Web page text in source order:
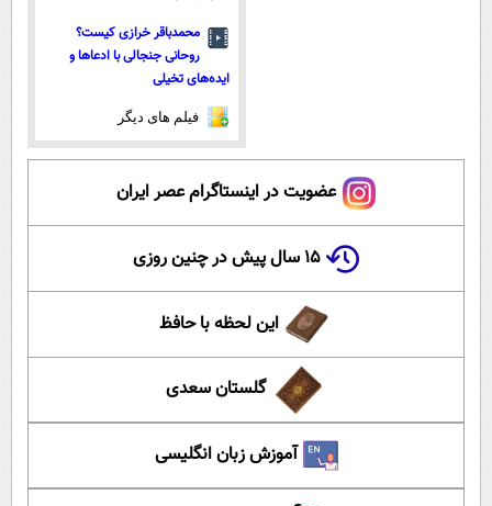
محمدباقر خرازی کیست؟
روحانی جنجالی با ادعاها و
ایده‌های تخیلی
فیلم های دیگر
عضویت در اینستاگرام عصر ایران
۱۵ سال پیش در چنین روزی
این لحظه با حافظ
گلستان سعدی
آموزش زبان انگلیسی